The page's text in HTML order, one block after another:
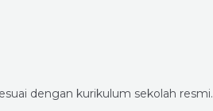
dengan kurikulum sekolah resmi.